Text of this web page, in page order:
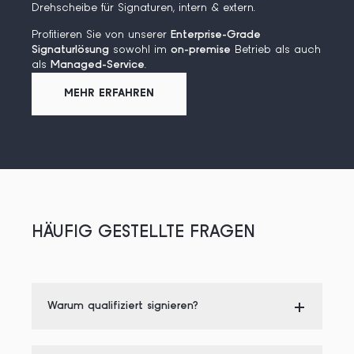
Drehscheibe für Signaturen, intern & extern.
Profitieren Sie von unserer Enterprise-Grade
Signaturlösung sowohl im on-premise Betrieb als auch
als Managed-Service.
MEHR ERFAHREN
HÄUFIG GESTELLTE FRAGEN
Warum qualifiziert signieren?